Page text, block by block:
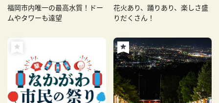
福岡市内唯一の最高水質！ドー
ムやタワーも遠望
花火あり、踊りあり、楽しさ盛
りだくさん！